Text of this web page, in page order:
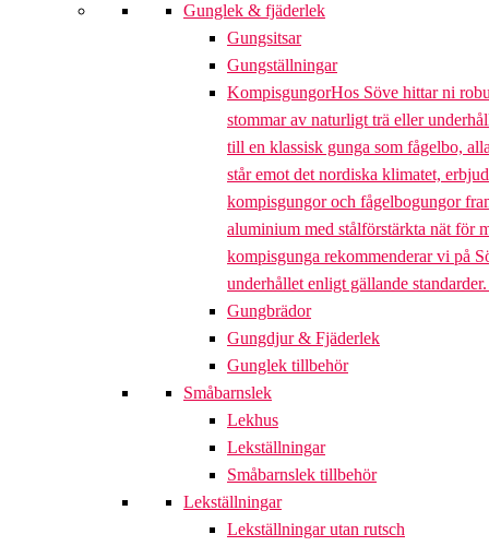
Gunglek & fjäderlek
Gungsitsar
Gungställningar
KompisgungorHos Söve hittar ni
stommar av naturligt trä eller
till en klassisk gunga som fågelbo,
står emot det nordiska klimatet,
kompisgungor och fågelbogungor
aluminium med stålförstärkta nät för
kompisgunga rekommenderar vi på
underhållet enligt gällande
Gungbrädor
Gungdjur & Fjäderlek
Gunglek tillbehör
Småbarnslek
Lekhus
Lekställningar
Småbarnslek tillbehör
Lekställningar
Lekställningar utan rutsch